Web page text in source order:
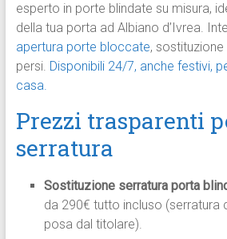
esperto in porte blindate su misura,
della tua porta ad Albiano d’Ivrea.
apertura porte bloccate,
persi. Disponibili 24/7, anche festivi,
casa.
Prezzi trasparenti
serratura
Sostituzione serratura porta
da 290€ tutto incluso (serratura
posa dal titolare).